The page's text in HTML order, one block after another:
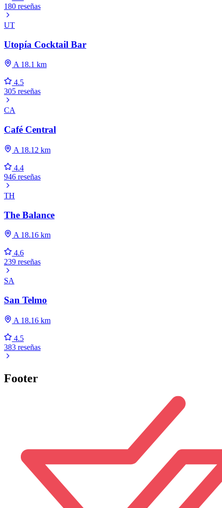
180 reseñas
UT
Utopía Cocktail Bar
A 18.1 km
4.5
305 reseñas
CA
Café Central
A 18.12 km
4.4
946 reseñas
TH
The Balance
A 18.16 km
4.6
239 reseñas
SA
San Telmo
A 18.16 km
4.5
383 reseñas
Footer